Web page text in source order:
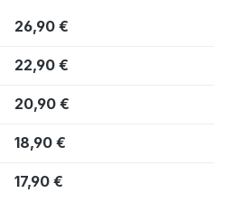
26,90 €
22,90 €
20,90 €
18,90 €
17,90 €